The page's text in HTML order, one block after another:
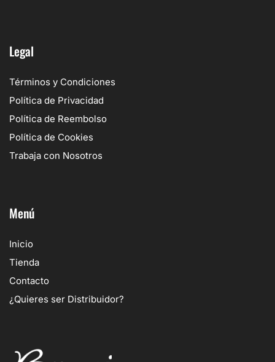
Legal
Términos y Condiciones
Política de Privacidad
Política de Reembolso
Política de Cookies
Trabaja con Nosotros
Menú
Inicio
Tienda
Contacto
¿Quieres ser Distribuidor?